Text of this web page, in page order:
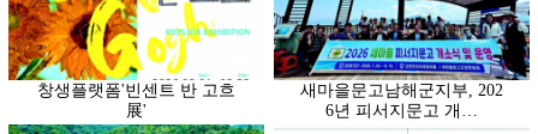
창생플랫폼'빈센트 반 고흐
展'
새마을문고남해군지부, 202
6년 피서지문고 개…